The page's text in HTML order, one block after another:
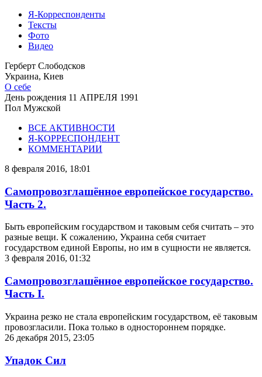
Я-Корреспонденты
Тексты
Фото
Видео
Герберт Слободсков
Украина, Киев
О себе
День рождения 11 АПРЕЛЯ 1991
Пол Мужской
ВСЕ АКТИВНОСТИ
Я-КОРРЕСПОНДЕНТ
КОММЕНТАРИИ
8 февраля 2016, 18:01
Самопровозглашённое европейское государство.
Часть 2.
Быть европейским государством и таковым себя считать – это
разные вещи. К сожалению, Украина себя считает
государством единой Европы, но им в сущности не является.
3 февраля 2016, 01:32
Самопровозглашённое европейское государство.
Часть I.
Украина резко не стала европейским государством, её таковым
провозгласили. Пока только в одностороннем порядке.
26 декабря 2015, 23:05
Упадок Сил